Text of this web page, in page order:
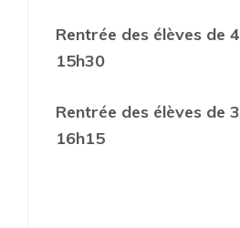
Rentrée des élèves de 4
15h30
Rentrée des élèves de 3
16h15